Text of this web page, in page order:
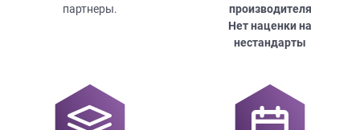
партнеры.
производителя
Нет наценки на
нестандарты